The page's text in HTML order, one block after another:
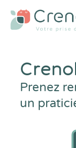
Prenez
un